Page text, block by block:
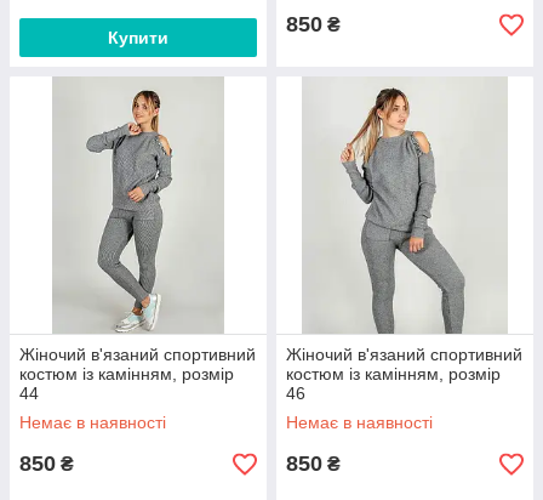
Купити
850 ₴
Жіночий в'язаний спортивний
костюм із камінням, розмір
44
Немає в наявності
850 ₴
Жіночий в'язаний спортивний
костюм із камінням, розмір
46
Немає в наявності
850 ₴